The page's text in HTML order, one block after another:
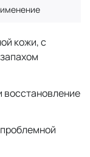
кожи, c
восстановление